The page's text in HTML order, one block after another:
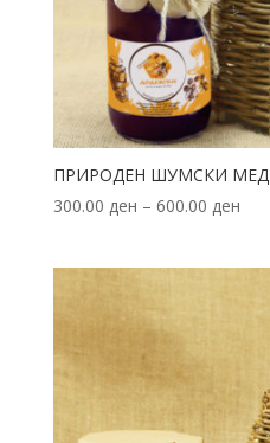
ПРИРОДЕН ШУМСКИ МЕД
300.00 ден – 600.00 ден